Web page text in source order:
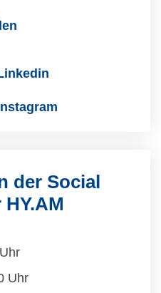
der Social
Uhr